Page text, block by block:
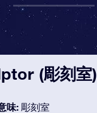
(彫刻室)
味: 彫刻室